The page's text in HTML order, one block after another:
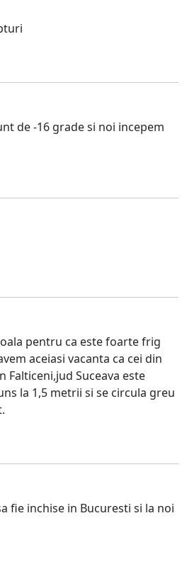
de -16 grade si noi incepem
pentru ca este foarte frig
aceiasi vacanta ca cei din
Falticeni,jud Suceava este
la 1,5 metrii si se circula greu
fie inchise in Bucuresti si la noi